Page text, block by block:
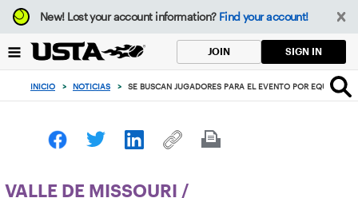
Enfoque
desde
botón
volver
principio
New!Lost your account information? Find your account!
JOIN SIGN IN
INICIO > NOTICIAS > SE BUSCAN JUGADORES PARA EL EVENTO POR EQUIPOS
VALLE DE MISSOURI
/